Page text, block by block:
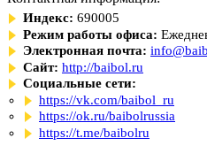
Индекс: 690005
Режим работы офиса:
Электронная почта:
Сайт: http://baibol.ru
Социальные сети:
https://vk.com/baibol_ru
https://ok.ru/baibolrussia
https://t.me/baibolru